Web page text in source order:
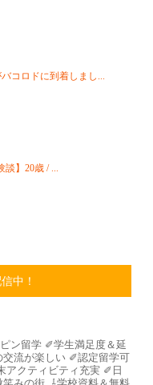
コロドに到着しまし...
談】20歳 / ...
中！
ン留学⁡ ⁡✐学生満足度＆延
流が楽しい⁡ ✐認定留学可
アクティビティ充実⁡ ✐日